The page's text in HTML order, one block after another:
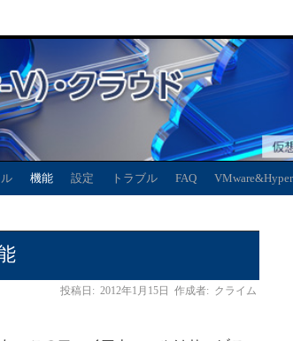
機能 設定 トラブル FAQ
投稿日: 2012年1月15日 作成者: クライム